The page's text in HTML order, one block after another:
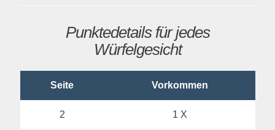
Punktedetails für jedes
Würfelgesicht
Seite Vorkommen
2 1 X